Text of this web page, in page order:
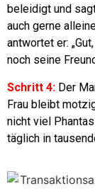
beleidigt und
auch gerne
antwortet er:
noch seine
Schritt 4: Der
Frau bleibt
nicht viel
täglich in